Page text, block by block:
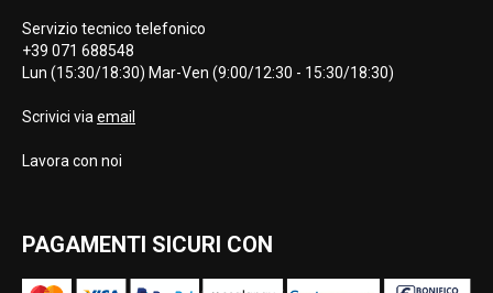
Servizio tecnico telefonico
+39 071 688548
Lun (15:30/18:30) Mar-Ven (9:00/12:30 - 15:30/18:30)
Scrivici via email
Lavora con noi
PAGAMENTI SICURI CON